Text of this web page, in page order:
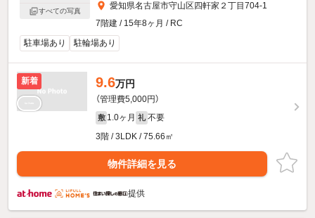
すべての写真
愛知県名古屋市守山区四軒家２丁目704-1
7階建 / 15年8ヶ月 / RC
駐車場あり
駐輪場あり
新着 9.6万円
（管理費5,000円）
敷 1.0ヶ月 礼 不要
3階 / 3LDK / 75.66㎡
物件詳細を見る
提供